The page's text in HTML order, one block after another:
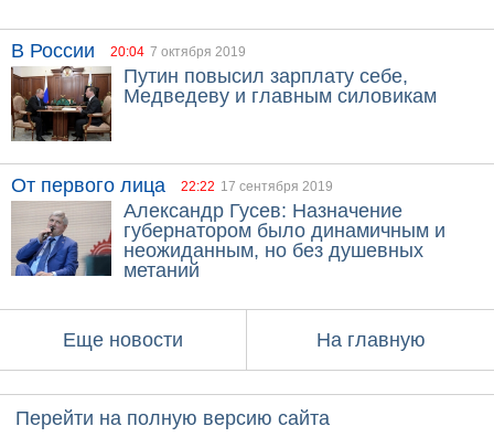
В России 20:04 7 октября 2019
Путин повысил зарплату себе,
Медведеву и главным силовикам
От первого лица 22:22 17 сентября 2019
Александр Гусев: Назначение
губернатором было динамичным и
неожиданным, но без душевных
метаний
Еще новости На главную
Перейти на полную версию сайта